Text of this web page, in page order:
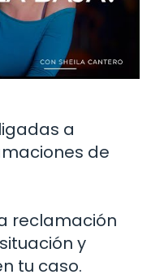
a
de
reclamación
y
tu caso.